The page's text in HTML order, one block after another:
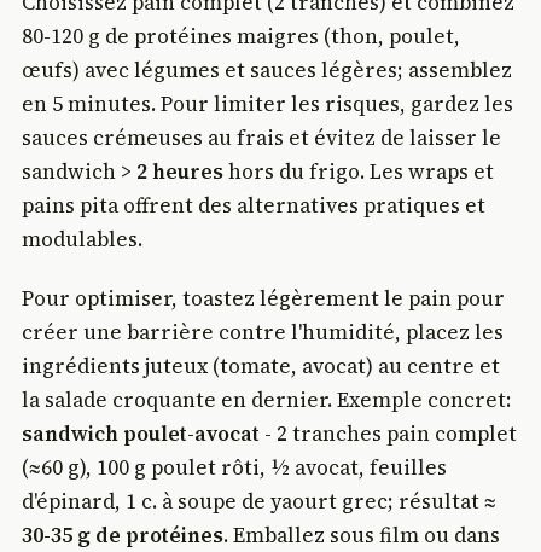
80-120 g de protéines maigres (thon, poulet,
œufs) avec légumes et sauces légères; assemblez
en 5 minutes. Pour limiter les risques, gardez les
sauces crémeuses au frais et évitez de laisser le
sandwich > 2 heureshors du frigo. Les wraps et
pains pita offrent des alternatives pratiques et
modulables.
Pour optimiser, toastez légèrement le pain pour
créer une barrière contre l'humidité, placez les
ingrédients juteux (tomate, avocat) au centre et
la salade croquante en dernier. Exemple concret:
sandwich poulet-avocat - 2 tranches pain complet
(≈60 g), 100 g poulet rôti, ½ avocat, feuilles
d'épinard, 1 c. à soupe de yaourt grec; résultat ≈
30-35 g de protéines. Emballez sous film ou dans